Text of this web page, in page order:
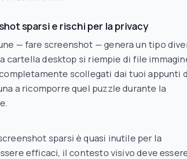
sparsi e rischi per la privacy
— fare screenshot — genera un tipo
cartella desktop si riempie di file
scollegati dai tuoi appunti
a ricomporre quel puzzle durante la
sparsi è quasi inutile per la
efficaci, il contesto visivo deve